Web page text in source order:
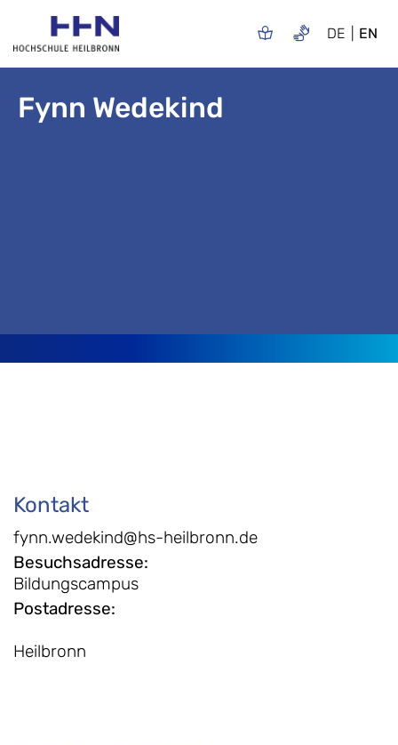
DE EN
Fynn Wedekind
Kontakt
fynn.wedekind@hs-heilbronn.de
Besuchsadresse:
Bildungscampus
Postadresse:
Heilbronn